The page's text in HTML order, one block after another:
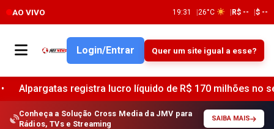
AO VIVO 19:31 26°C R$ -- $ --
Login/Entrar Quer um site igual a esse?
lucro líquido de R$ 170 milhões no segundo
Conheça a Solução Cross Media da JMV para
Rádios, TVs e Streaming
SAIBA MAIS